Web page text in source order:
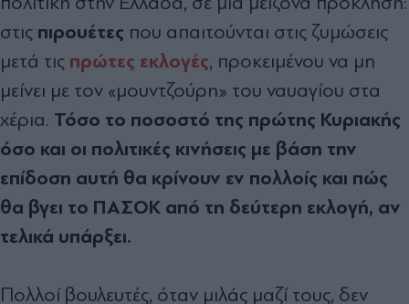
στις πιρουέτες που απαιτούνται στις ζυμώσεις
μετά τις πρώτες εκλογές, προκειμένου να μη
μείνει με τον «μουντζούρη» του ναυαγίου στα
χέρια. Τόσο το ποσοστό της πρώτης Κυριακής
όσο και οι πολιτικές κινήσεις με βάση την
επίδοση αυτή θα κρίνουν εν πολλοίς και πώς
θα βγει το ΠΑΣΟΚ από τη δεύτερη εκλογή, αν
τελικά υπάρξει.
Πολλοί βουλευτές, όταν μιλάς μαζί τους, δεν